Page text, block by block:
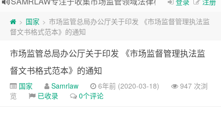
> 国家 > 市场监管总局办公厅关于印发 《市场监督管理执法监
督文书格式范本》的通知
市场监管总局办公厅关于印发 《市场监督管理执法监
督文书格式范本》的通知
国家 Samrlaw 6年前 (2020-03-18)
947 次浏
览
已收录 0个评论